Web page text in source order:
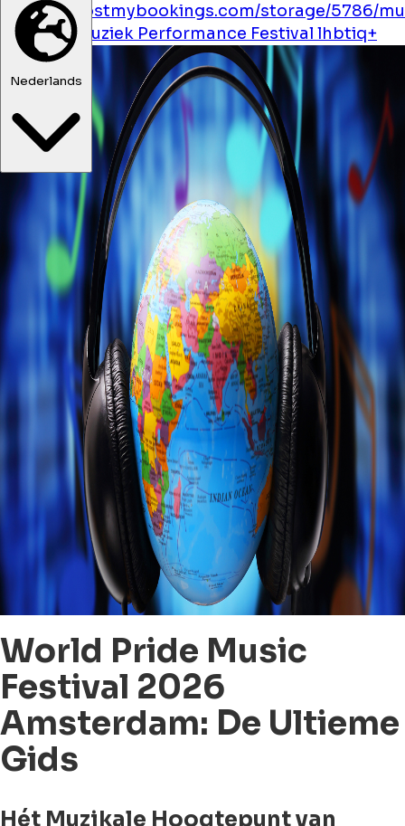
Nederlands
https://boostmybookings.com/storage/5786/
solid.svg Muziek Performance Festival lhbtiq+
World Pride Music
Festival 2026
Amsterdam: De Ultieme
Gids
Hét Muzikale Hoogtepunt van